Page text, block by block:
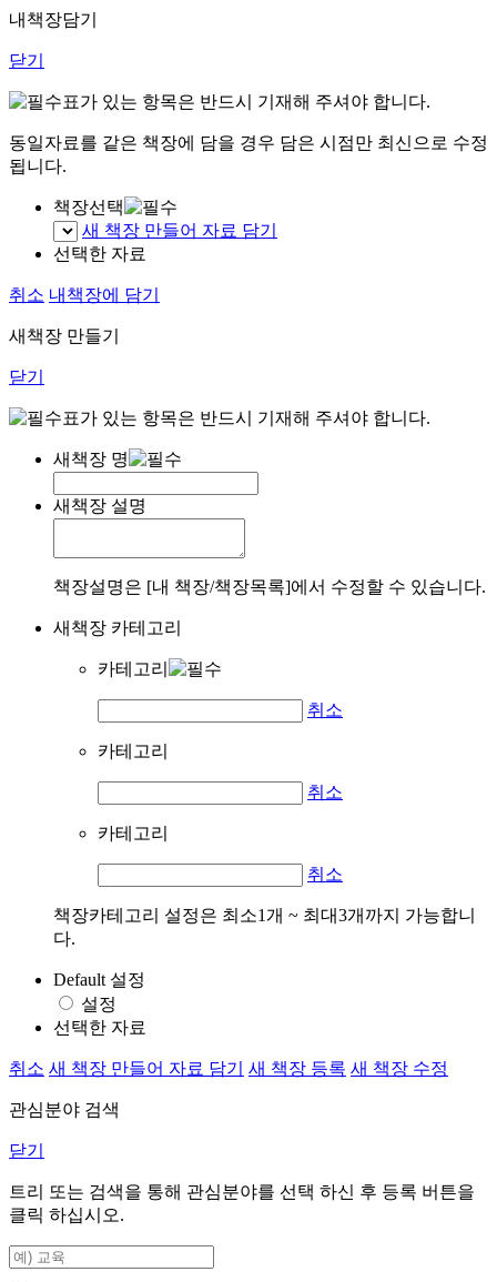
내책장담기
닫기
표가 있는 항목은 반드시 기재해 주셔야 합니다.
동일자료를 같은 책장에 담을 경우 담은 시점만 최신으로 수정
됩니다.
책장선택
새 책장 만들어 자료 담기
선택한 자료
취소 내책장에 담기
새책장 만들기
닫기
표가 있는 항목은 반드시 기재해 주셔야 합니다.
새책장 명
새책장 설명
책장설명은 [내 책장/책장목록]에서 수정할 수 있습니다.
새책장 카테고리
카테고리
취소
카테고리
취소
카테고리
취소
책장카테고리 설정은 최소1개 ~ 최대3개까지 가능합니
다.
Default 설정
설정
선택한 자료
취소 새 책장 만들어 자료 담기 새 책장 등록 새 책장 수정
관심분야 검색
닫기
트리 또는 검색을 통해 관심분야를 선택 하신 후 등록 버튼을
클릭 하십시오.